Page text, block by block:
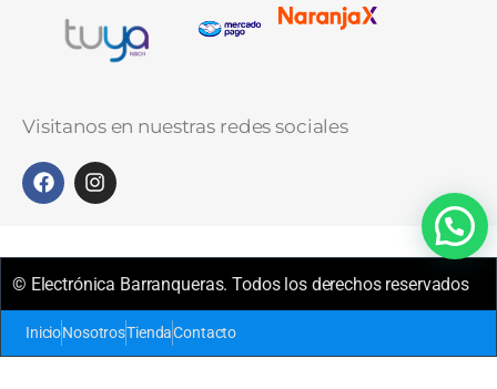
Visitanos en nuestras redes sociales
© Electrónica Barranqueras. Todos los derechos reservados
InicioNosotrosTiendaContacto